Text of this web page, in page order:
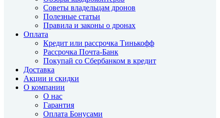
Советы владельцам дронов
Полезные статьи
Правила и законы о дронах
Оплата
Кредит или рассрочка Тинькофф
Рассрочка Почта-Банк
Покупай со Сбербанком в кредит
Доставка
Акции и скидки
О компании
О нас
Гарантия
Оплата Бонусами